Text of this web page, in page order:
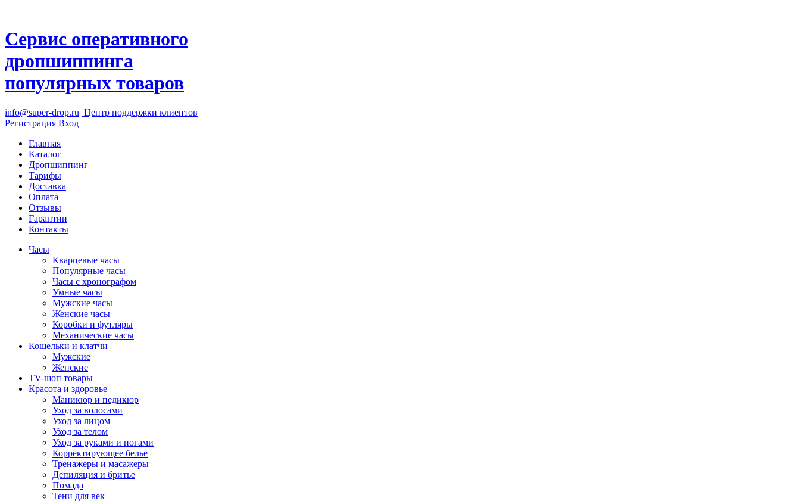
Сервис оперативного
дропшиппинга
популярных товаров
info@super-drop.ru Центр поддержки клиентов
Регистрация Вход
Главная
Каталог
Дропшиппинг
Тарифы
Доставка
Оплата
Отзывы
Гарантии
Контакты
Часы
Кварцевые часы
Популярные часы
Часы с хронографом
Умные часы
Мужские часы
Женские часы
Коробки и футляры
Механические часы
Кошельки и клатчи
Мужские
Женские
TV-шоп товары
Красота и здоровье
Маникюр и педикюр
Уход за волосами
Уход за лицом
Уход за телом
Уход за руками и ногами
Корректирующее белье
Тренажеры и масажеры
Депиляция и бритье
Помада
Тени для век